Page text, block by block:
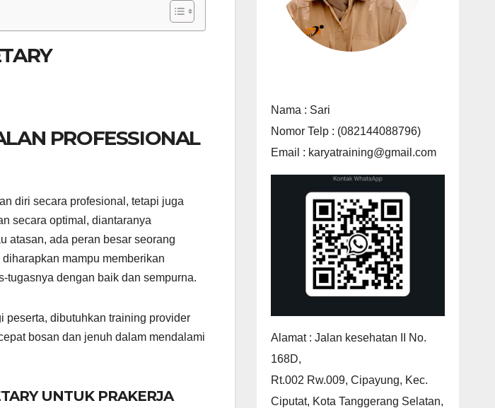
PROFESSIONAL
diri secara profesional, tetapi juga
secara optimal, diantaranya
atasan, ada peran besar seorang
mampu memberikan
tugasnya dengan baik dan sempurna.
peserta, dibutuhkan training provider
bosan dan jenuh dalam mendalami
UNTUK PRAKERJA
Nama : Sari
Nomor Telp : (082144088796)
Email : karyatraining@gmail.com
Alamat : Jalan kesehatan II No.
168D,
Rt.002 Rw.009, Cipayung, Kec.
Ciputat, Kota Tanggerang Selatan,